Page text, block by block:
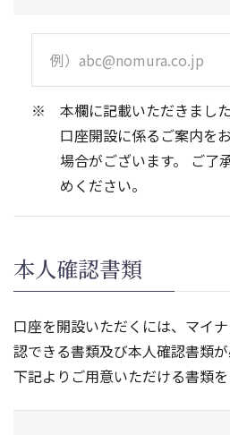
本欄に記載いただきまし
口座開設に係るご案内を
場合がございます。 ご了
めください。
本人確認書類
口座を開設いただくには、マイ
認できる書類及び本人確認書類が
下記よりご用意いただける書類を